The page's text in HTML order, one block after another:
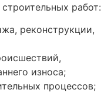
работ:
реконструкции,
износа;
процессов;